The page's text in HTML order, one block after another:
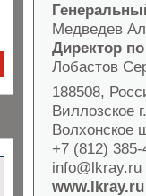
Медведев
Директор
Лобастов
188508,
Виллозское
Волхонское
+7 (812)
info@lkray.ru
www.lkray.ru